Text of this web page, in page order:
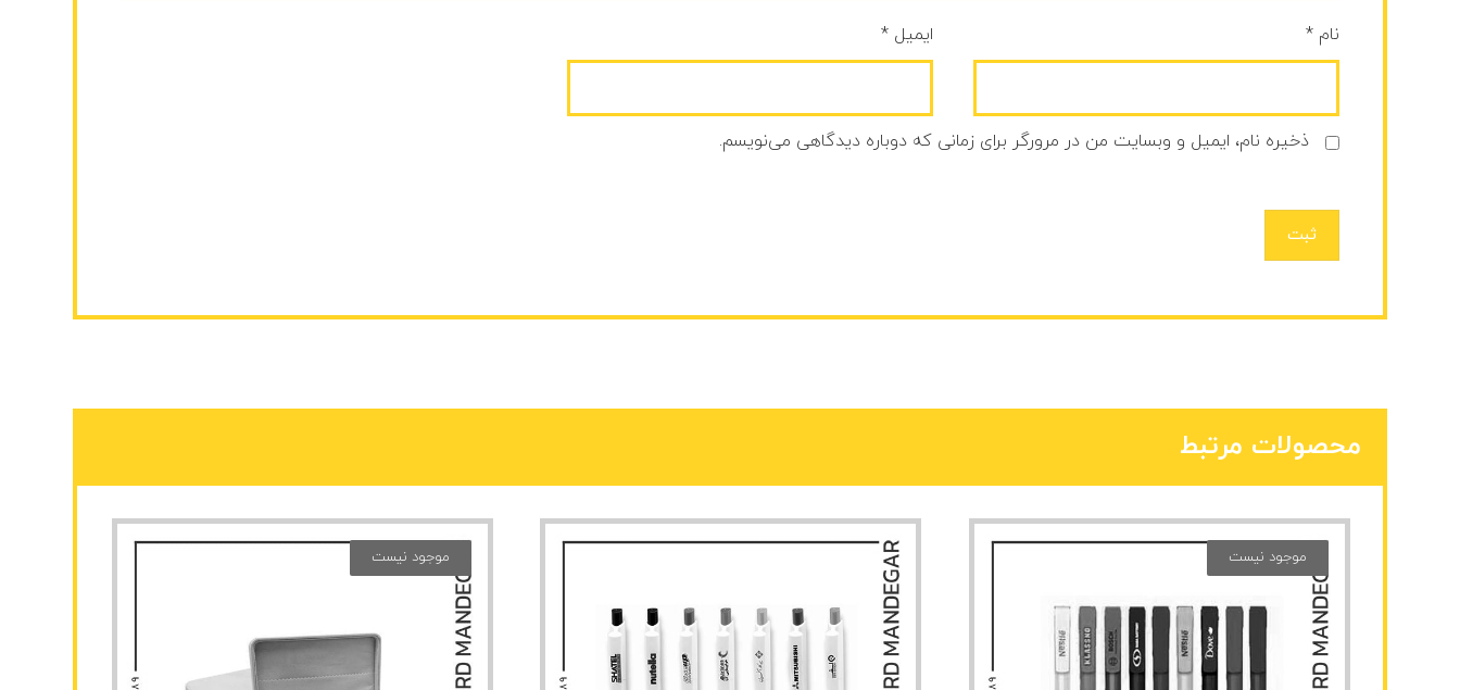
نام* ایمیل*
ذخیره نام، ایمیل و وبسایت من در مرورگر برای زمانی که دوباره دیدگاهی می‌نویسم.
ثبت
محصولات مرتبط
موجود نیست موجود نیست